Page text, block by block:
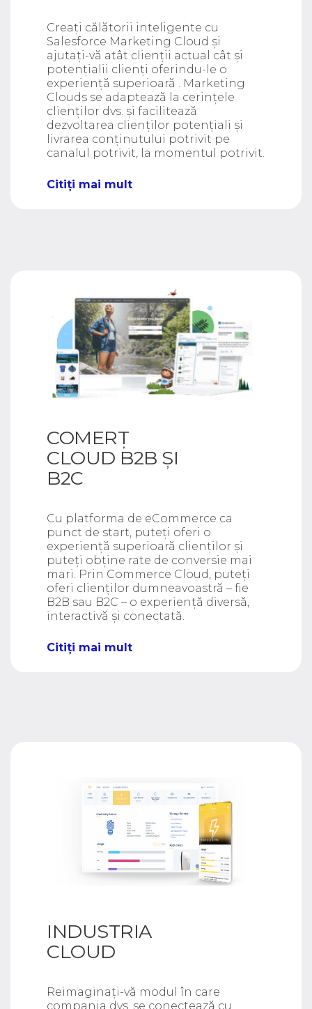
Creați călătorii inteligente cu
Salesforce Marketing Cloud și
ajutați-vă atât clienții actual cât și
potențialii clienți oferindu-le o
experiență superioară . Marketing
Clouds se adaptează la cerințele
clienților dvs. și facilitează
dezvoltarea clienților potențiali și
livrarea conținutului potrivit pe
canalul potrivit, la momentul potrivit.
Citiți mai mult
COMERȚ
CLOUD B2B ȘI
B2C
Cu platforma de eCommerce ca
punct de start, puteți oferi o
experiență superioară clienților și
puteți obține rate de conversie mai
mari. Prin Commerce Cloud, puteți
oferi clienților dumneavoastră – fie
B2B sau B2C – o experiență diversă,
interactivă și conectată.
Citiți mai mult
INDUSTRIA
CLOUD
Reimaginați-vă modul în care
compania dvs. se conectează cu